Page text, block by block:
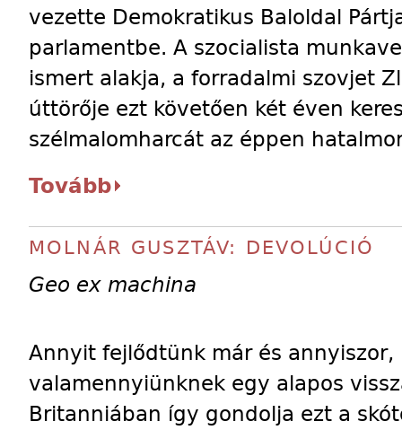
vezette Demokratikus Baloldal
parlamentbe. A szocialista
ismert alakja, a forradalmi szovjet
úttörője ezt követően két éven
szélmalomharcát az éppen
Tovább
MOLNÁR GUSZTÁV: DEVOLÚCIÓ
Geo ex machina
Annyit fejlődtünk már és
valamennyiünknek egy alapos
Britanniában így gondolja ezt a